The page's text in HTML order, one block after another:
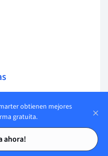
estudio
estudio
obtienen mejores
gratuita.
ahora!